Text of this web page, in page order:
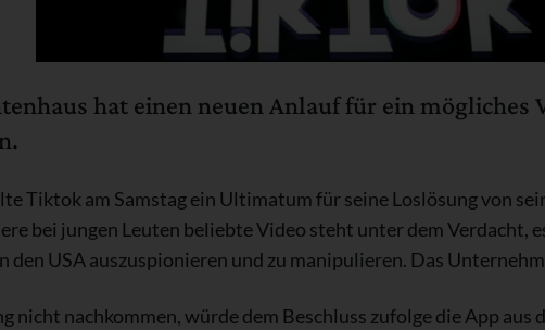
hat einen neuen Anlauf für ein mögliches
Tiktok am Samstag ein Ultimatum für seine Loslösung von
bei jungen Leuten beliebte Video steht unter dem Verdacht,
USA auszuspionieren und zu manipulieren. Das
nicht nachkommen, würde dem Beschluss zufolge die App aus